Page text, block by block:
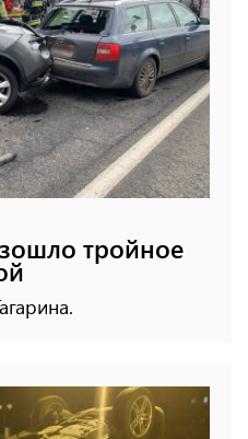
тройное